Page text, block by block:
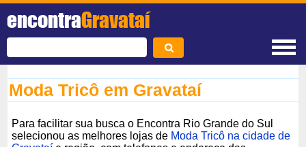
encontraGravataí
Moda Tricô em Gravataí
Para facilitar sua busca o Encontra Rio Grande do Sul
selecionou as melhores lojas de Moda Tricô na cidade de